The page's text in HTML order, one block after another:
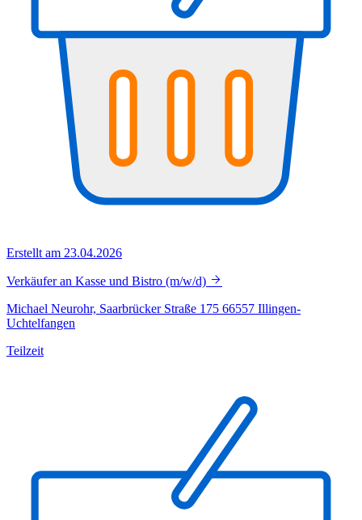
Erstellt am 23.04.2026
Verkäufer an Kasse und Bistro (m/w/d)
Michael Neurohr, Saarbrücker Straße 175 66557 Illingen-
Uchtelfangen
Teilzeit